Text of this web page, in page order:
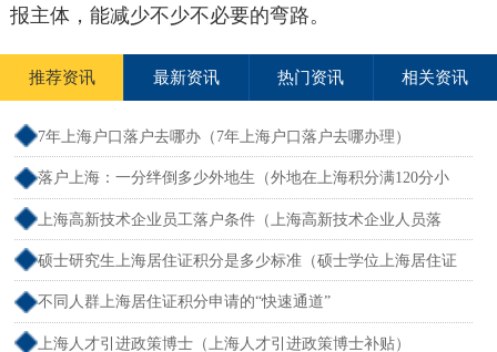
报主体，能减少不少不必要的弯路。
推荐资讯 最新资讯 热门资讯 相关资讯
7年上海户口落户去哪办（7年上海户口落户去哪办理）
落户上海：一分绊倒多少外地生（外地在上海积分满120分小
孩可以考上海大学吗）
上海高新技术企业员工落户条件（上海高新技术企业人员落
户）
硕士研究生上海居住证积分是多少标准（硕士学位上海居住证
积分）
不同人群上海居住证积分申请的“快速通道”
上海人才引进政策博士（上海人才引进政策博士补贴）